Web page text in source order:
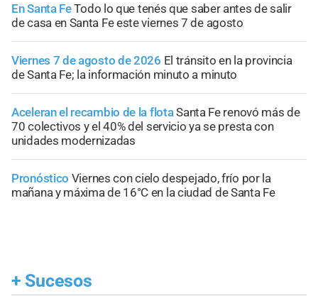
En Santa FeTodo lo que tenés que saber antes de salir
de casa en Santa Fe este viernes 7 de agosto
Viernes 7 de agosto de 2026 El tránsito en la provincia
de Santa Fe; la información minuto a minuto
Aceleran el recambio de la flotaSanta Fe renovó más de
70 colectivos y el 40% del servicio ya se presta con
unidades modernizadas
Pronóstico Viernes con cielo despejado, frío por la
mañana y máxima de 16°C en la ciudad de Santa Fe
+ Sucesos